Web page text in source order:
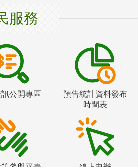
服務
公開專區
預告統計資料發布
時間表